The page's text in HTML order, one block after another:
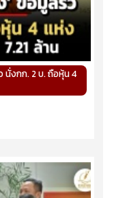
นั่งกก. 2 บ. ถือหุ้น 4